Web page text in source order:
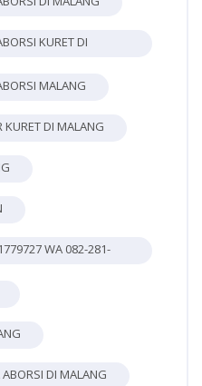
KURET DI
MALANG
DI MALANG
WA 082-281-
DI MALANG